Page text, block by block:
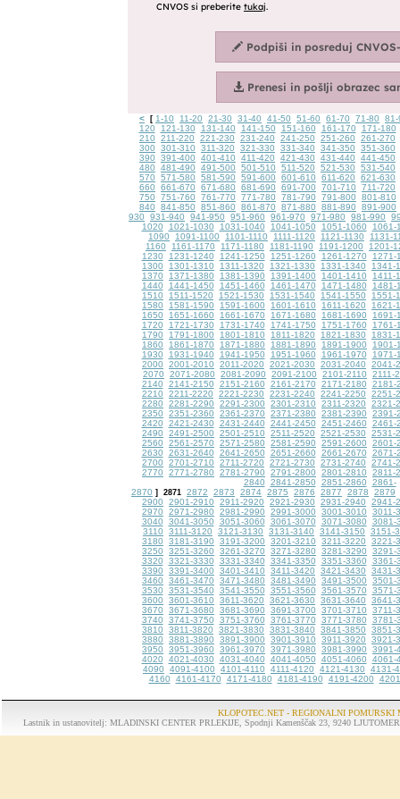
< [ 1-10 11-20 21-30 31-40 41-50 51-60 61-70 71-80
81-
120
121-130 131-140 141-150 151-160 161-170
171-180
210
211-220 221-230 231-240 241-250 251-260
261-270
300
301-310 311-320 321-330 331-340 341-350
351-360
390
391-400 401-410 411-420 421-430 431-440
441-450
480
481-490 491-500 501-510 511-520 521-530
531-540
570
571-580 581-590 591-600 601-610 611-620
621-630
660
661-670 671-680 681-690 691-700 701-710
711-720
750
751-760 761-770 771-780 781-790 791-800
801-810
840
841-850 851-860 861-870 871-880 881-890
891-900
930
931-940 941-950 951-960 961-970 971-980 981-990
1020
1021-1030 1031-1040 1041-1050 1051-1060
1061-
1090
1091-1100 1101-1110 1111-1120 1121-1130
1131-
1160
1161-1170 1171-1180 1181-1190 1191-1200
1201-
1230
1231-1240 1241-1250 1251-1260 1261-1270
1271-
1300
1301-1310 1311-1320 1321-1330 1331-1340
1341-
1370
1371-1380 1381-1390 1391-1400 1401-1410
1411-
1440
1441-1450 1451-1460 1461-1470 1471-1480
1481-
1510
1511-1520 1521-1530 1531-1540 1541-1550
1551-
1580
1581-1590 1591-1600 1601-1610 1611-1620
1621-
1650
1651-1660 1661-1670 1671-1680 1681-1690
1691-
1720
1721-1730 1731-1740 1741-1750 1751-1760
1761-
1790
1791-1800 1801-1810 1811-1820 1821-1830
1831-
1860
1861-1870 1871-1880 1881-1890 1891-1900
1901-
1930
1931-1940 1941-1950 1951-1960 1961-1970
1971-
2000
2001-2010 2011-2020 2021-2030 2031-2040
2041-
2070
2071-2080 2081-2090 2091-2100 2101-2110
2111-
2140
2141-2150 2151-2160 2161-2170 2171-2180
2181-
2210
2211-2220 2221-2230 2231-2240 2241-2250
2251-
2280
2281-2290 2291-2300 2301-2310 2311-2320
2321-
2350
2351-2360 2361-2370 2371-2380 2381-2390
2391-
2420
2421-2430 2431-2440 2441-2450 2451-2460
2461-
2490
2491-2500 2501-2510 2511-2520 2521-2530
2531-
2560
2561-2570 2571-2580 2581-2590 2591-2600
2601-
2630
2631-2640 2641-2650 2651-2660 2661-2670
2671-
2700
2701-2710 2711-2720 2721-2730 2731-2740
2741-
2770
2771-2780 2781-2790 2791-2800 2801-2810
2811-
2840
2841-2850 2851-2860
2861-
2870 ] 2871 2872 2873 2874 2875 2876 2877 2878
2879
2900
2901-2910 2911-2920 2921-2930 2931-2940
2941-
2970
2971-2980 2981-2990 2991-3000 3001-3010
3011-
3040
3041-3050 3051-3060 3061-3070 3071-3080
3081-
3110
3111-3120 3121-3130 3131-3140 3141-3150
3151-
3180
3181-3190 3191-3200 3201-3210 3211-3220
3221-
3250
3251-3260 3261-3270 3271-3280 3281-3290
3291-
3320
3321-3330 3331-3340 3341-3350 3351-3360
3361-
3390
3391-3400 3401-3410 3411-3420 3421-3430
3431-
3460
3461-3470 3471-3480 3481-3490 3491-3500
3501-
3530
3531-3540 3541-3550 3551-3560 3561-3570
3571-
3600
3601-3610 3611-3620 3621-3630 3631-3640
3641-
3670
3671-3680 3681-3690 3691-3700 3701-3710
3711-
3740
3741-3750 3751-3760 3761-3770 3771-3780
3781-
3810
3811-3820 3821-3830 3831-3840 3841-3850
3851-
3880
3881-3890 3891-3900 3901-3910 3911-3920
3921-
3950
3951-3960 3961-3970 3971-3980 3981-3990
3991-
4020
4021-4030 4031-4040 4041-4050 4051-4060
4061-
4090
4091-4100 4101-4110 4111-4120 4121-4130
4131-
4160
4161-4170 4171-4180 4181-4190 4191-4200
KLOPOTEC.NET - REGIONALNI POMURSKI
Lastnik in ustanovitelj: MLADINSKI CENTER PRLEKIJE, Spodnji Kamenščak 23, 9240